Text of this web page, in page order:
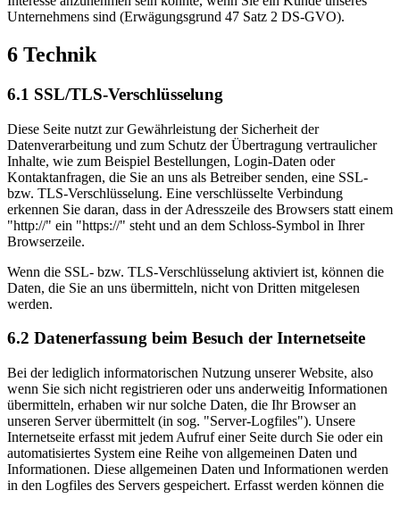
Unternehmens sind (Erwägungsgrund 47 Satz 2 DS-GVO).
6 Technik
6.1 SSL/TLS-Verschlüsselung
Diese Seite nutzt zur Gewährleistung der Sicherheit der
Datenverarbeitung und zum Schutz der Übertragung vertraulicher
Inhalte, wie zum Beispiel Bestellungen, Login-Daten oder
Kontaktanfragen, die Sie an uns als Betreiber senden, eine SSL-
bzw. TLS-Verschlüsselung. Eine verschlüsselte Verbindung
erkennen Sie daran, dass in der Adresszeile des Browsers statt einem
"http://" ein "https://" steht und an dem Schloss-Symbol in Ihrer
Browserzeile.
Wenn die SSL- bzw. TLS-Verschlüsselung aktiviert ist, können die
Daten, die Sie an uns übermitteln, nicht von Dritten mitgelesen
werden.
6.2 Datenerfassung beim Besuch der Internetseite
Bei der lediglich informatorischen Nutzung unserer Website, also
wenn Sie sich nicht registrieren oder uns anderweitig Informationen
übermitteln, erhaben wir nur solche Daten, die Ihr Browser an
unseren Server übermittelt (in sog. "Server-Logfiles"). Unsere
Internetseite erfasst mit jedem Aufruf einer Seite durch Sie oder ein
automatisiertes System eine Reihe von allgemeinen Daten und
Informationen. Diese allgemeinen Daten und Informationen werden
in den Logfiles des Servers gespeichert. Erfasst werden können die